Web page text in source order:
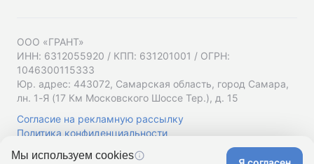
ООО «ГРАНТ»
ИНН: 6312055920 / КПП: 631201001 / ОГРН:
1046300115333
Юр. адрес: 443072, Самарская область, город Самара,
лн. 1-Я (17 Км Московского Шоссе Тер.), д. 15
Согласие на рекламную рассылку
Политика конфиденциальности
Мы используем cookies